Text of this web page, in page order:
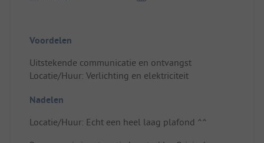
Voordelen
Uitstekende communicatie en ontvangst
Locatie/Huur: Verlichting en elektriciteit
Nadelen
Locatie/Huur: Echt een heel laag plafond ^^